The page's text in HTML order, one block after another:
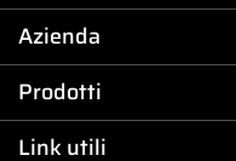
Azienda
Prodotti
Link utili